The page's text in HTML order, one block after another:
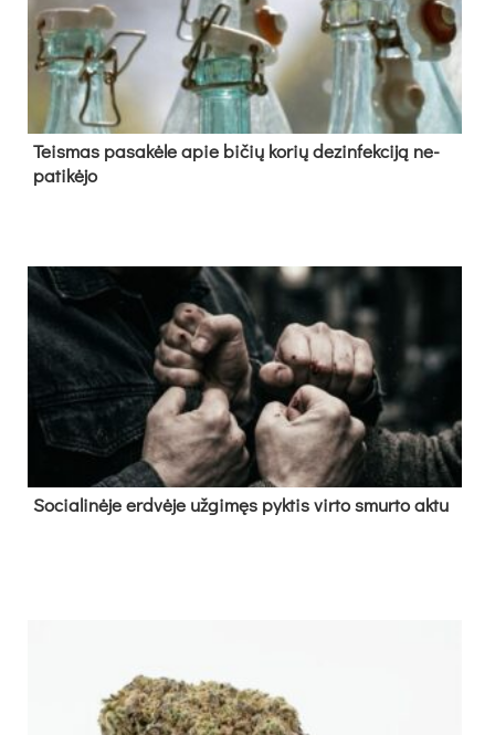
Teis­mas pa­sa­kė­le apie bi­čių ko­rių de­zin­fek­ci­ją ne­
pa­ti­kė­jo
So­cia­li­nė­je erd­vė­je už­gi­męs pyk­tis vir­to smur­to ak­tu